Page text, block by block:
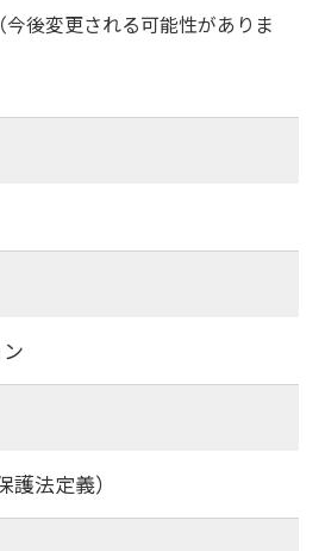
後変更される可能性がありま
法定義）